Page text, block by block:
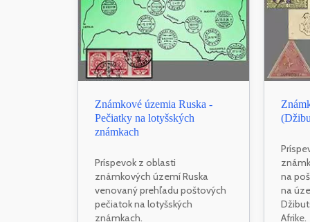
Známkové územia Ruska -
Pečiatky na lotyšských
známkach
Príspevok z oblasti
známkových území Ruska
venovaný prehľadu poštových
pečiatok na lotyšských
známkach.
na
na
Afrike.